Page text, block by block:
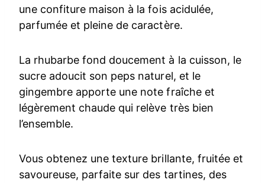
une confiture maison à la fois acidulée,
parfumée et pleine de caractère.
La rhubarbe fond doucement à la cuisson, le
sucre adoucit son peps naturel, et le
gingembre apporte une note fraîche et
légèrement chaude qui relève très bien
l’ensemble.
Vous obtenez une texture brillante, fruitée et
savoureuse, parfaite sur des tartines, des